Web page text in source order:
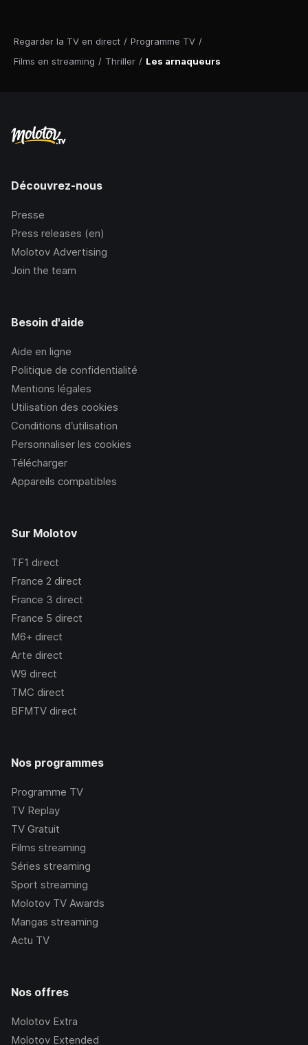
Regarder la TV en direct / Programme TV /
Films en streaming / Thriller / Les arnaqueurs
Découvrez-nous
Presse
Press releases (en)
Molotov Advertising
Join the team
Besoin d'aide
Aide en ligne
Politique de confidentialité
Mentions légales
Utilisation des cookies
Conditions d’utilisation
Personnaliser les cookies
Télécharger
Appareils compatibles
Sur Molotov
TF1 direct
France 2 direct
France 3 direct
France 5 direct
M6+ direct
Arte direct
W9 direct
TMC direct
BFMTV direct
Nos programmes
Programme TV
TV Replay
TV Gratuit
Films streaming
Séries streaming
Sport streaming
Molotov TV Awards
Mangas streaming
Actu TV
Nos offres
Molotov Extra
Molotov Extended